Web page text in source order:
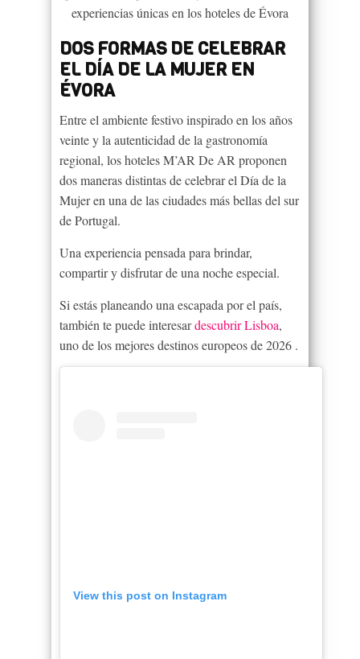
experiencias únicas en los hoteles de Évora
DOS FORMAS DE CELEBRAR
EL DÍA DE LA MUJER EN
ÉVORA
Entre el ambiente festivo inspirado en los años
veinte y la autenticidad de la gastronomía
regional, los hoteles M’AR De AR proponen
dos maneras distintas de celebrar el Día de la
Mujer en una de las ciudades más bellas del sur
de Portugal.
Una experiencia pensada para brindar,
compartir y disfrutar de una noche especial.
Si estás planeando una escapada por el país,
también te puede interesardescubrir Lisboa,
uno de los mejores destinos europeos de 2026 .
View this post on Instagram